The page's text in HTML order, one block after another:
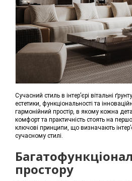
Сучасний стиль в інтер’єрі вітальні
естетики, функціональності та
гармонійний простір, в якому кожна
комфорт та практичність стоять на
ключові принципи, що визначають
сучасному стилі.
простору